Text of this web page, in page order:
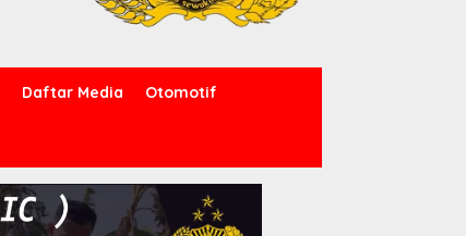
Daftar Media Otomotif